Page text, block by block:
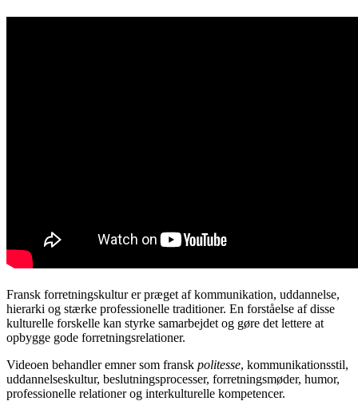
Fransk forretningskultur er præget af kommunikation, uddannelse,
hierarki og stærke professionelle traditioner. En forståelse af disse
kulturelle forskelle kan styrke samarbejdet og gøre det lettere at
opbygge gode forretningsrelationer.
Videoen behandler emner som fransk politesse, kommunikationsstil,
uddannelseskultur, beslutningsprocesser, forretningsmøder, humor,
professionelle relationer og interkulturelle kompetencer.